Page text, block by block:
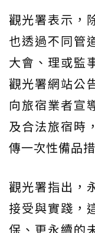
觀光署表示，
也透過不同管
大會、理或監
觀光署網站公
向旅宿業者宣
及合法旅宿時
傳一次性備品
觀光署指出，
接受與實踐，
保、更永續的